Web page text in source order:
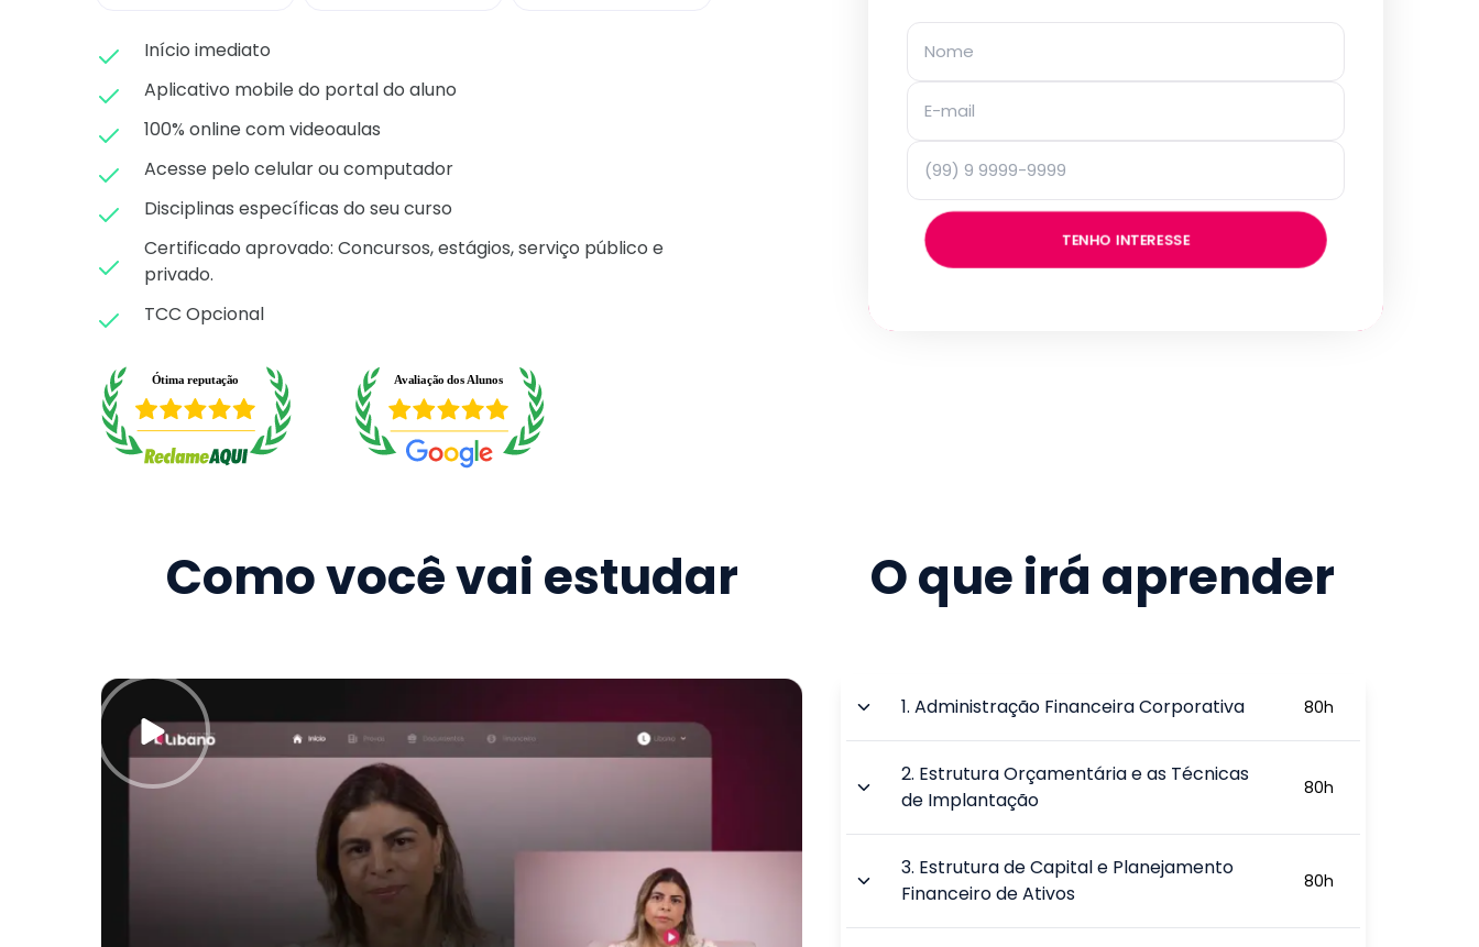
Início imediato
Aplicativo mobile do portal do aluno
100% online com videoaulas
Acesse pelo celular ou computador
Disciplinas específicas do seu curso
Certificado aprovado: Concursos, estágios, serviço público e
privado.
TCC Opcional
TENHO INTERESSE
Como você vai estudar O que irá aprender
1.Administração Financeira Corporativa 80h
2. Estrutura Orçamentária e as Técnicas
de Implantação
80h
3. Estrutura de Capital e Planejamento
Financeiro de Ativos
80h